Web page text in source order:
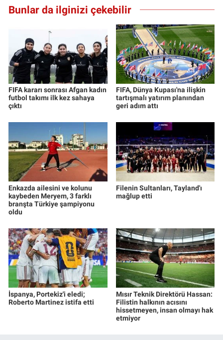
Bunlar da ilginizi çekebilir
FIFA kararı sonrası Afgan kadın
futbol takımı ilk kez sahaya
çıktı
FIFA, Dünya Kupası'na ilişkin
tartışmalı yatırım planından
geri adım attı
Enkazda ailesini ve kolunu
kaybeden Meryem, 3 farklı
branşta Türkiye şampiyonu
oldu
Filenin Sultanları, Tayland'ı
mağlup etti
İspanya, Portekiz'i eledi;
Roberto Martinez istifa etti
Mısır Teknik Direktörü Hassan:
Filistin halkının acısını
hissetmeyen, insan olmayı hak
etmiyor